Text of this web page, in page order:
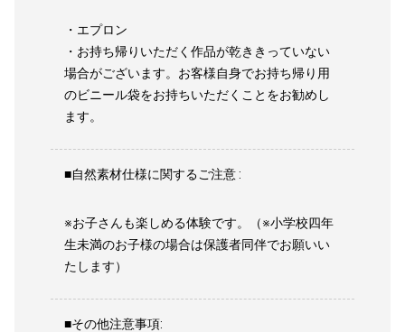
・エプロン
・お持ち帰りいただく作品が乾ききっていない
場合がございます。お客様自身でお持ち帰り用
のビニール袋をお持ちいただくことをお勧めし
ます。
■自然素材仕様に関するご注意 :
※お子さんも楽しめる体験です。（※小学校四年
生未満のお子様の場合は保護者同伴でお願いい
たします）
■その他注意事項: